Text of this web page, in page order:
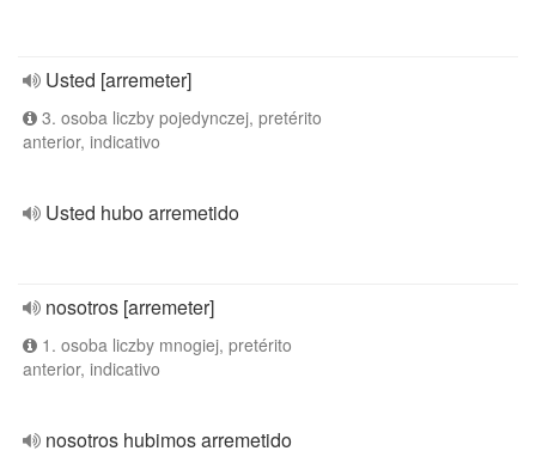
Usted [arremeter]
3. osoba liczby pojedynczej, pretérito
anterior, indicativo
Usted hubo arremetido
nosotros [arremeter]
1. osoba liczby mnogiej, pretérito
anterior, indicativo
nosotros hubimos arremetido